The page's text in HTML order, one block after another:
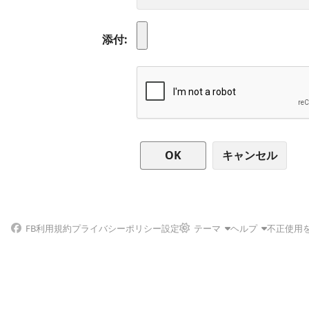
添付
キャンセル
FB利用規約プライバシーポリシー設定 テーマ ヘルプ 不正使用